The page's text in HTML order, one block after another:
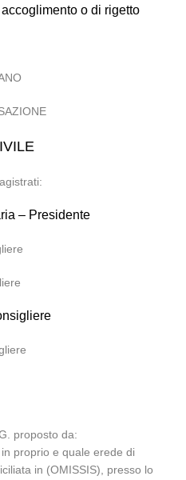
o di rigetto
– Presidente
proposto da:
proprio e quale erede di
in (OMISSIS), presso lo